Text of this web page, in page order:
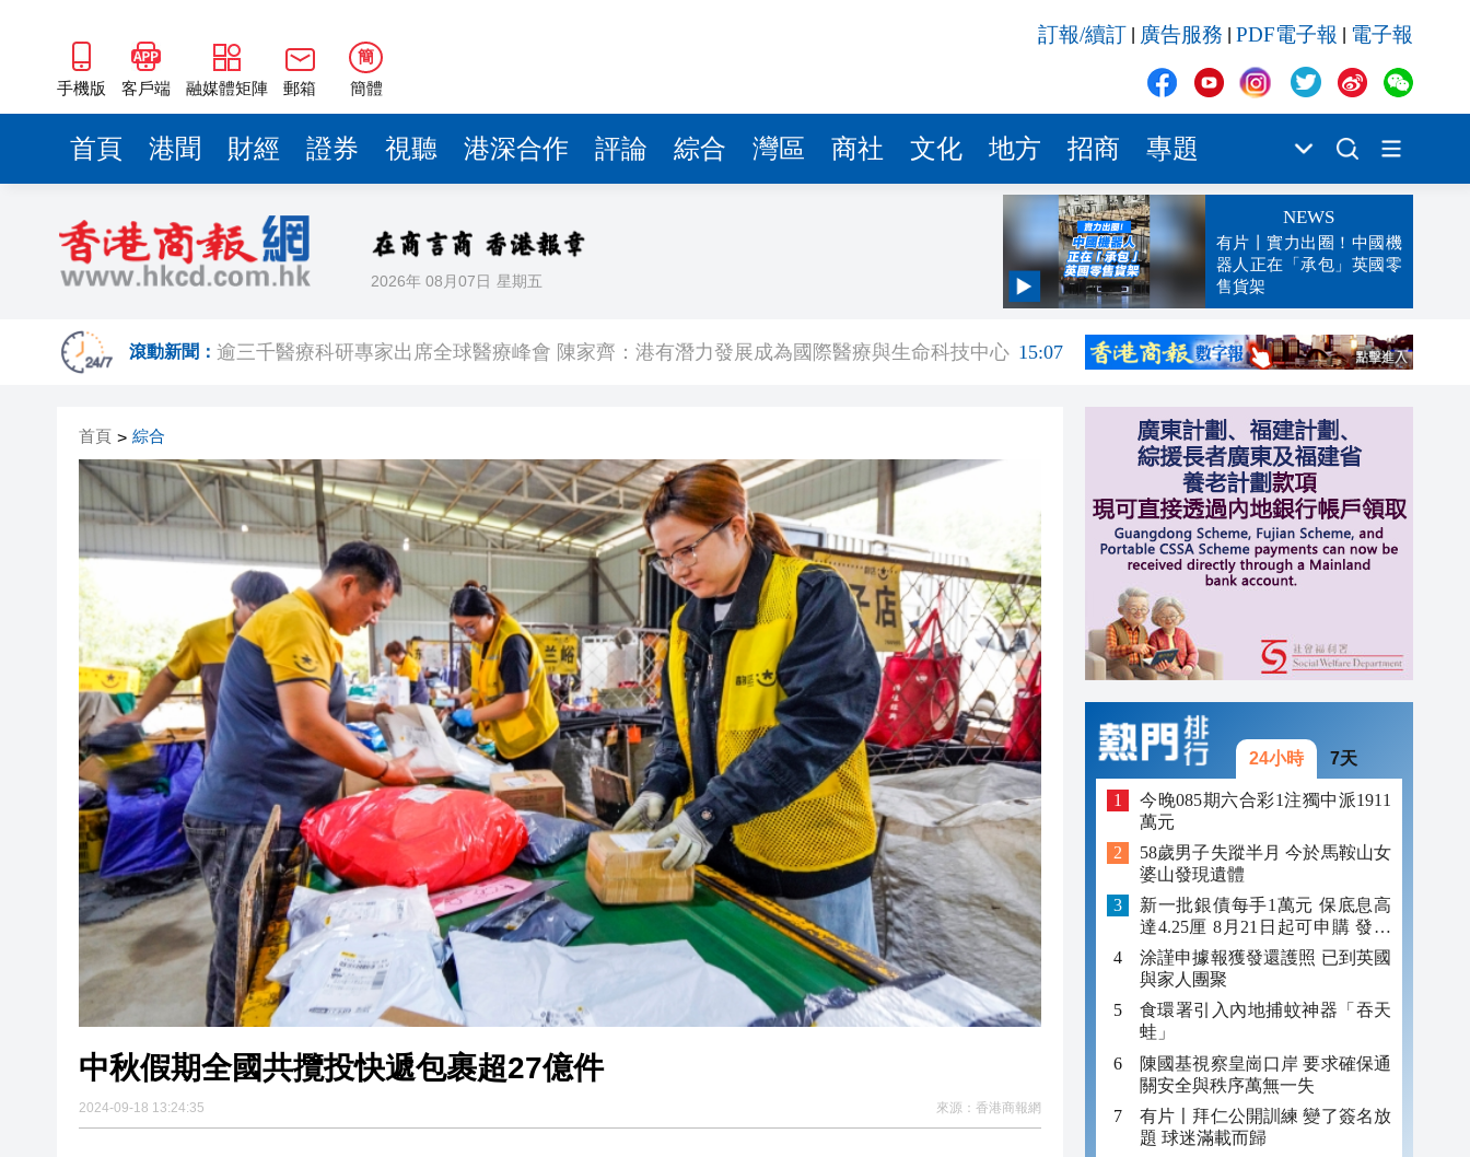
手機版 客戶端 融媒體矩陣 郵箱
簡
簡體
訂報/續訂 廣告服務 PDF電子報 電子報
首頁 港聞 財經 證券 視聽 港深合作 評論 綜合 灣區 商社 文化 地方 招商 專題
2026年 08月07日 星期五
NEWS
有片丨實力出圈！中國機
器人正在「承包」英國零
售貨架
滾動新聞：
15:08
逾三千醫療科研專家出席全球醫療峰會 陳家齊：港有潛力發展成為國際醫療與生命科技中心 15:07
【新股最前線】展芯股份中一簽最高浮盈超過5萬元
直播回放｜保安局局長鄧炳強見傳媒
14:47
政府刊憲：選委會界別分組一般選舉11月22日舉行
14:20
有片｜「港媒行八閩·山海共潮生」——走進寧德時代
14:12
首頁 > 綜合
中秋假期全國共攬投快遞包裹超27億件
2024-09-18 13:24:35 來源： 香港商報網
24小時 7天
今晚085期六合彩1注獨中派1911
萬元
58歲男子失蹤半月 今於馬鞍山女
婆山發現遺體
新一批銀債每手1萬元 保底息高
達4.25厘 8月21日起可申購 發行
金額最多550億
涂謹申據報獲發還護照 已到英國
與家人團聚
食環署引入內地捕蚊神器「吞天
蛙」
陳國基視察皇崗口岸 要求確保通
關安全與秩序萬無一失
有片〡拜仁公開訓練 變了簽名放
題 球迷滿載而歸